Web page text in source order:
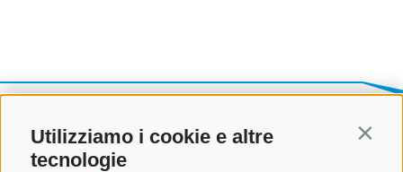
Utilizziamo i cookie e altre
tecnologie